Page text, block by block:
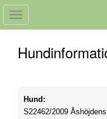
Toggle
navigation
Hund:
S22462/2009